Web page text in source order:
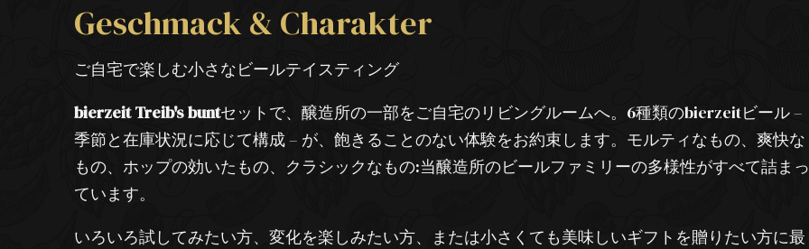
Geschmack & Charakter
ご自宅で楽しむ小さなビールテイスティング
bierzeit Treib's buntセットで、醸造所の一部をご自宅のリビングルームへ。6種類のbierzeitビール –
季節と在庫状況に応じて構成 – が、飽きることのない体験をお約束します。モルティなもの、爽快な
もの、ホップの効いたもの、クラシックなもの:当醸造所のビールファミリーの多様性がすべて詰まっ
ています。
いろいろ試してみたい方、変化を楽しみたい方、または小さくても美味しいギフトを贈りたい方に最